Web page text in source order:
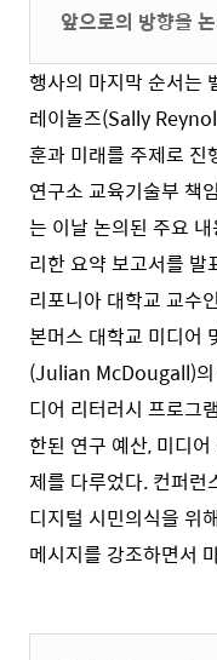
앞으로의 방향을
행사의 마지막 순서는
레이놀즈(Sally
훈과 미래를 주제로 진
연구소 교육기술부 책
는 이날 논의된 주요
리한 요약 보고서를 발
리포니아 대학교 교
본머스 대학교 미디어
(Julian McDougall)의
디어 리터러시 프로그
한된 연구 예산, 미디
제를 다루었다. 컨퍼런
디지털 시민의식을 위
메시지를 강조하면서